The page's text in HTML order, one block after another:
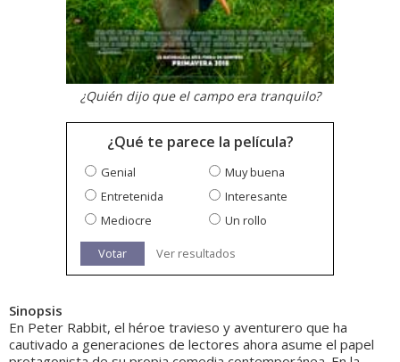
¿Quién dijo que el campo era tranquilo?
¿Qué te parece la película?
Genial
Muy buena
Entretenida
Interesante
Mediocre
Un rollo
Votar Ver resultados
Sinopsis
En Peter Rabbit, el héroe travieso y aventurero que ha
cautivado a generaciones de lectores ahora asume el papel